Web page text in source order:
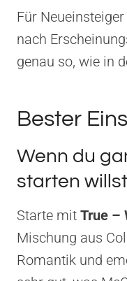
Für
nach
genau so, wie in
Bester
Wenn du
starten willst
Starte mit True –
Mischung aus
Romantik und